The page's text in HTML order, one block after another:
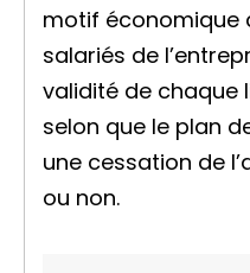
motif économique
salariés de
validité de chaque
selon que le plan
une cessation de
ou non.